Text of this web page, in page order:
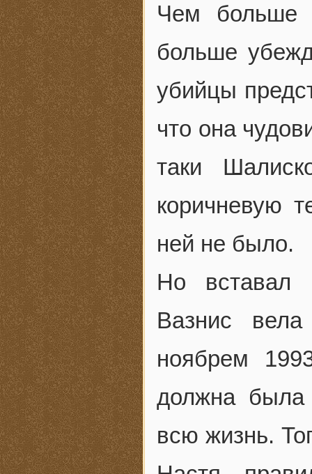
Чем больше
больше
убийцы
что она
таки
коричневую
ней не было.
Но вставал
Вазнис
ноябрем
должна была
всю жизнь.